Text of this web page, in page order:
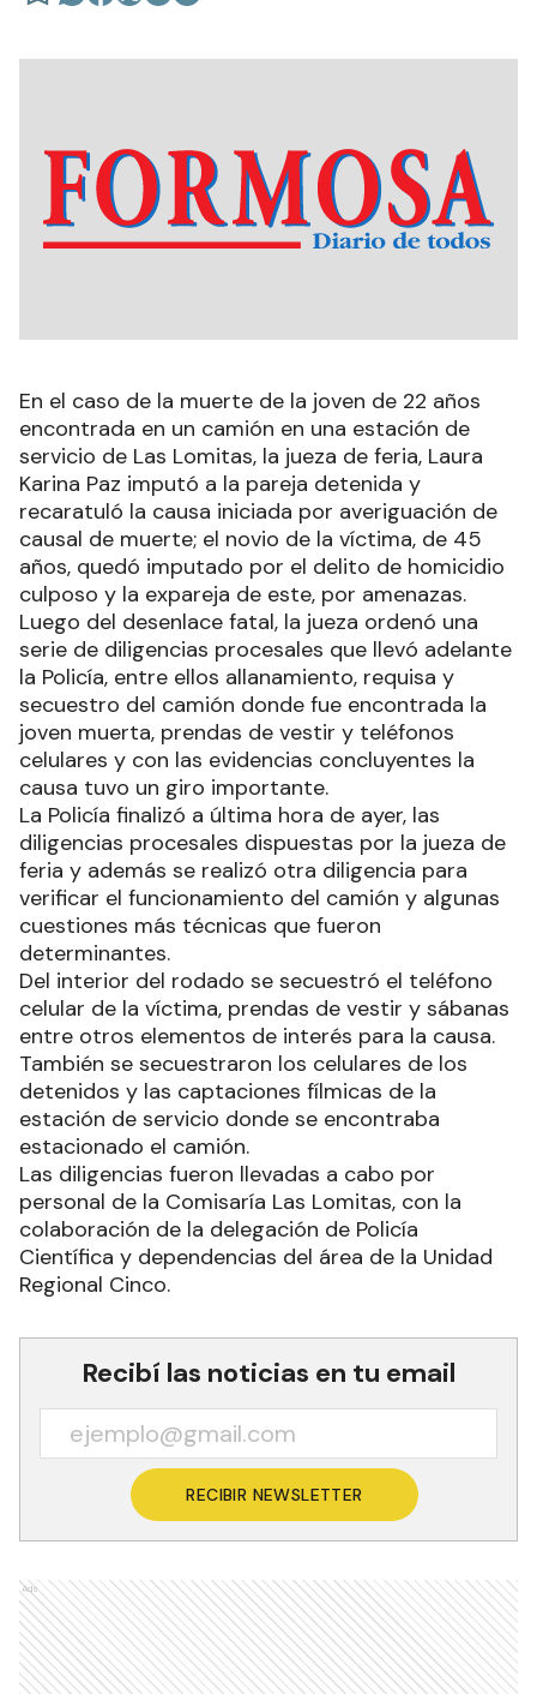
En el caso de la muerte de la joven de 22 años
encontrada en un camión en una estación de
servicio de Las Lomitas, la jueza de feria, Laura
Karina Paz imputó a la pareja detenida y
recaratuló la causa iniciada por averiguación de
causal de muerte; el novio de la víctima, de 45
años, quedó imputado por el delito de homicidio
culposo y la expareja de este, por amenazas.
Luego del desenlace fatal, la jueza ordenó una
serie de diligencias procesales que llevó adelante
la Policía, entre ellos allanamiento, requisa y
secuestro del camión donde fue encontrada la
joven muerta, prendas de vestir y teléfonos
celulares y con las evidencias concluyentes la
causa tuvo un giro importante.
La Policía finalizó a última hora de ayer, las
diligencias procesales dispuestas por la jueza de
feria y además se realizó otra diligencia para
verificar el funcionamiento del camión y algunas
cuestiones más técnicas que fueron
determinantes.
Del interior del rodado se secuestró el teléfono
celular de la víctima, prendas de vestir y sábanas
entre otros elementos de interés para la causa.
También se secuestraron los celulares de los
detenidos y las captaciones fílmicas de la
estación de servicio donde se encontraba
estacionado el camión.
Las diligencias fueron llevadas a cabo por
personal de la Comisaría Las Lomitas, con la
colaboración de la delegación de Policía
Científica y dependencias del área de la Unidad
Regional Cinco.
Recibí las noticias en tu email
RECIBIR NEWSLETTER
Ads